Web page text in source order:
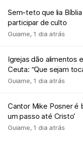
Sem-teto que lia
participar de culto
Guiame,1 dia atrás
Igrejas dão alimentos
Ceuta: “Que sejam
Guiame,1 dia atrás
Cantor Mike Posner é
um passo até Cristo’
Guiame,1 dia atrás